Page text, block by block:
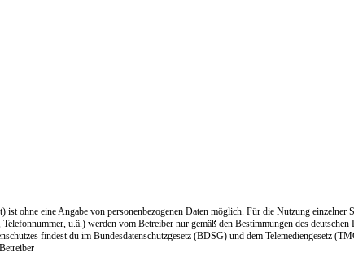
ohne eine Angabe von personenbezogenen Daten möglich. Für die Nutzung einzelner
u.ä.) werden vom Betreiber nur gemäß den Bestimmungen des
findest du im Bundesdatenschutzgesetz (BDSG) und dem Telemediengesetz